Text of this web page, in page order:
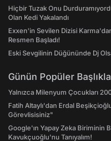
Hiçbir Tuzak Onu
Olan Kedi Yakalandı
Exxen'in Sevilen Dizisi
Resmen Başladı!
Eski Sevgilinin Düğününde Dj
Günün Popüler
Yalnızca Milenyum Çocukları
Fatih Altaylı'dan Erdal
Görevlisisiniz"
Google'ın Yapay Zeka Biriminin
Kavukçuoğlu'nu Tanıyalım!